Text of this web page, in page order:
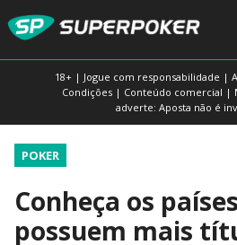
18+ | Jogue com responsabilidade |
Condições | Conteúdo comercial |
adverte: Aposta não é
POKER
Conheça os
possuem mais